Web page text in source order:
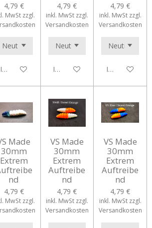
4,79 €
MwSt zzgl.
In den Warenkorb
4,79 €
inkl. MwSt zzgl.
Versandkosten
In den Warenkorb
4,79 €
inkl. MwSt zzgl.
Versandkosten
In den
Made
30mm
Extrem
nd
4,79 €
MwSt zzgl.
VS Made
30mm
Extrem
Auftreibe
nd
4,79 €
inkl. MwSt zzgl.
Versandkosten
VS Made
30mm
Extrem
Auftreibe
nd
4,79 €
inkl. MwSt zzgl.
Versandkosten